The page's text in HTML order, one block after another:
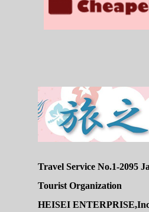
Travel Service No.1-2095
Tourist Organization
HEISEI